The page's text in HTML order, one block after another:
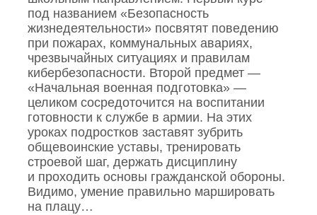
под названием «Безопасность
жизнедеятельности» посвятят поведению
при пожарах, коммунальных авариях,
чрезвычайных ситуациях и правилам
кибербезопасности. Второй предмет —
«Начальная военная подготовка» —
целиком сосредоточится на воспитании
готовности к службе в армии. На этих
уроках подростков заставят зубрить
общевоинские уставы, тренировать
строевой шаг, держать дисциплину
и проходить основы гражданской обороны.
Видимо, умение правильно маршировать
на плацу…